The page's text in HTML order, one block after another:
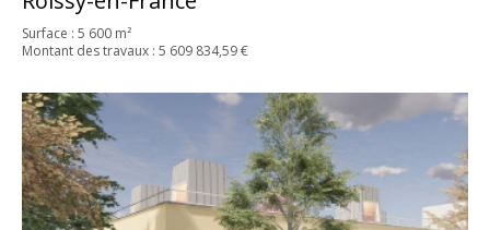
Surface : 5 600 m²
Montant des travaux : 5 609 834,59 €